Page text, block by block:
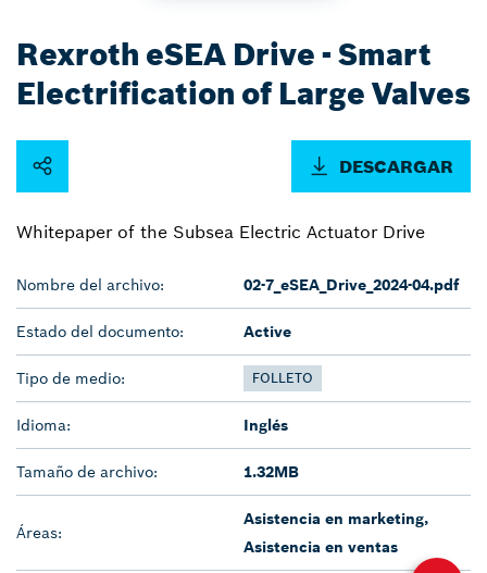
Rexroth eSEA Drive - Smart
Electrification of Large Valves
DESCARGAR
Whitepaper of the Subsea Electric Actuator Drive
Nombre del archivo: 02-7_eSEA_Drive_2024-04.pdf
Estado del documento: Active
Tipo de medio: FOLLETO
Idioma: Inglés
Tamaño de archivo: 1.32MB
Áreas:
Asistencia en marketing,
Asistencia en ventas